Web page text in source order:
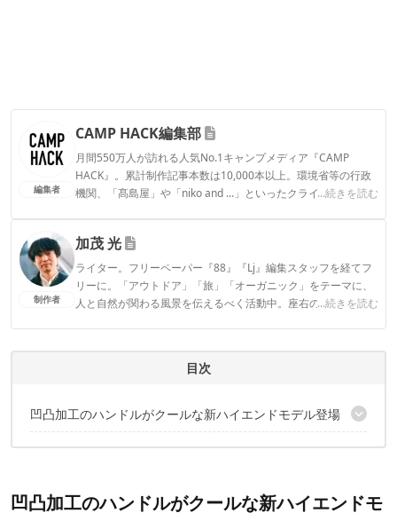
編集者
CAMP HACK編集部
月間550万人が訪れる人気No.1キャンプメディア『CAMP
HACK』。累計制作記事本数は10,000本以上。環境省等の行政
機関、「髙島屋」や「niko and ...」といったクライアントとの
...続きを読む
CAMP HACK編集部のプロフィール
制作者
加茂 光
ライター。フリーペーパー『88』『Lj』編集スタッフを経てフ
リーに。「アウトドア」「旅」「オーガニック」をテーマに、
人と自然が関わる風景を伝えるべく活動中。座右の銘は「ルー
...続きを読む
目次
凹凸加工のハンドルがクールな新ハイエンドモデル登場
凹凸加工のハンドルがクールな新ハイエンドモ